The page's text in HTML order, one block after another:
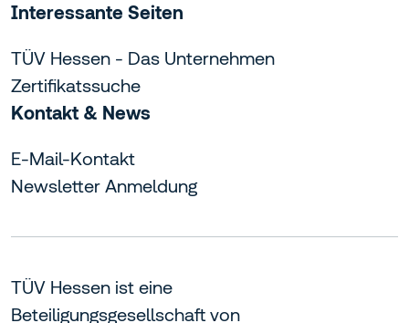
Interessante Seiten
TÜV Hessen - Das Unternehmen
Zertifikatssuche
Kontakt & News
E-Mail-Kontakt
Newsletter Anmeldung
TÜV Hessen ist eine
Beteiligungsgesellschaft von